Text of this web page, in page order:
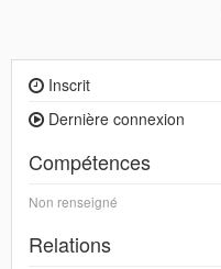
Inscrit
Dernière connexion
Compétences
Non renseigné
Relations